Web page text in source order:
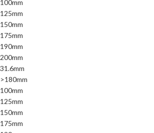
100mm
125mm
150mm
175mm
190mm
200mm
31.6mm
>180mm
100mm
125mm
150mm
175mm